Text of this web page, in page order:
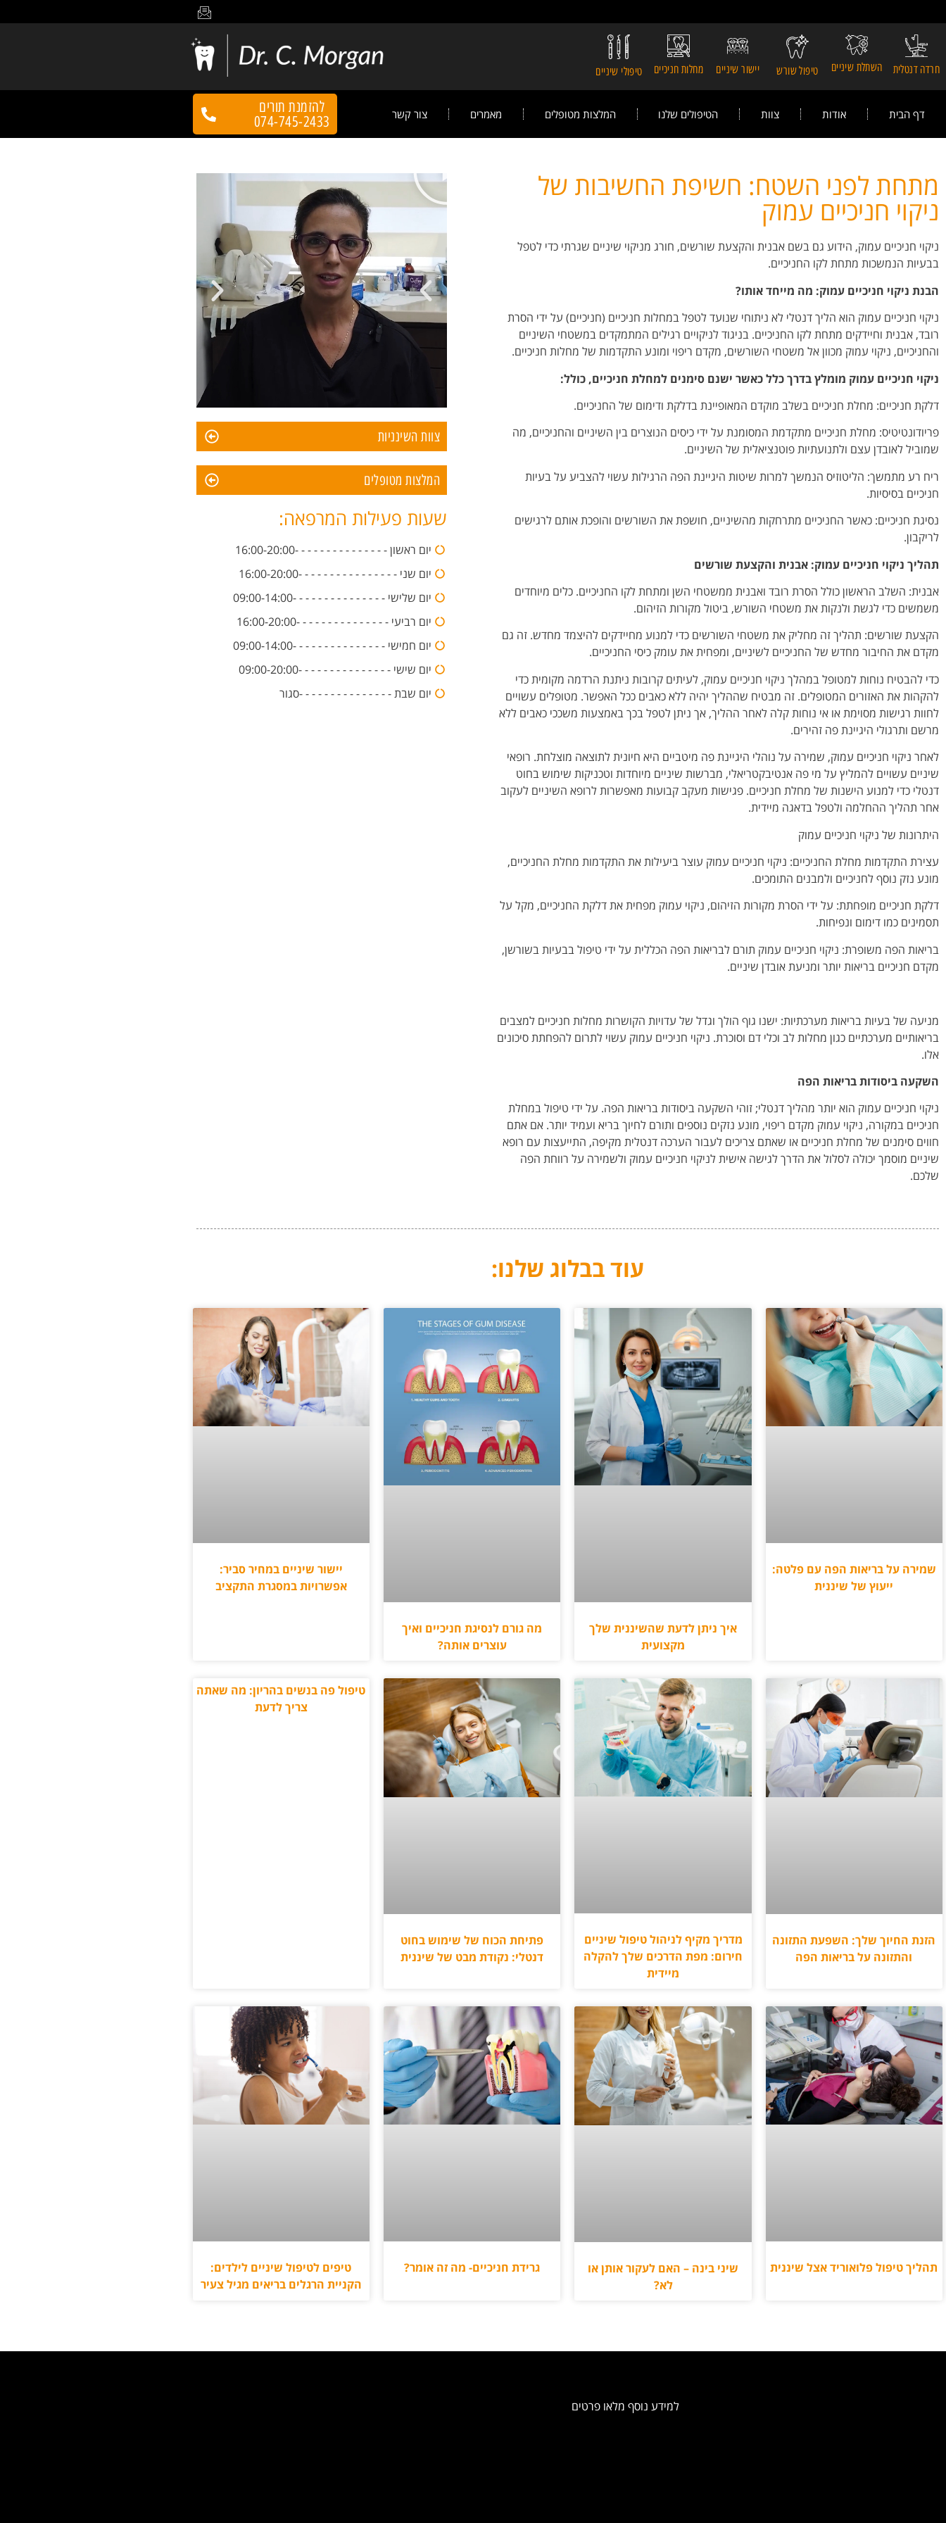
חרדה דנטלית השתלת שיניים טיפול שורש יישור שיניים מחלות חניכיים טיפולי שיניים
דף הבית אודות צוות הטיפולים שלנו המלצות מטופלים מאמרים צור קשר
להזמנת תורים
074-745-2433
מתחת לפני השטח: חשיפת החשיבות של
ניקוי חניכיים עמוק
ניקוי חניכיים עמוק, הידוע גם בשם אבנית והקצעת שורשים, חורג מניקוי שיניים שגרתי כדי לטפל
בבעיות הנמשכות מתחת לקו החניכיים.
הבנת ניקוי חניכיים עמוק: מה מייחד אותו?
ניקוי חניכיים עמוק הוא הליך דנטלי לא ניתוחי שנועד לטפל במחלות חניכיים (חניכיים) על ידי הסרת
רובד, אבנית וחיידקים מתחת לקו החניכיים. בניגוד לניקויים רגילים המתמקדים במשטחי השיניים
והחניכיים, ניקוי עמוק מכוון אל משטחי השורשים, מקדם ריפוי ומונע התקדמות של מחלות חניכיים.
ניקוי חניכיים עמוק מומלץ בדרך כלל כאשר ישנם סימנים למחלת חניכיים, כולל:
דלקת חניכיים: מחלת חניכיים בשלב מוקדם המאופיינת בדלקת ודימום של החניכיים.
פריודונטיטיס: מחלת חניכיים מתקדמת המסומנת על ידי כיסים הנוצרים בין השיניים והחניכיים, מה
שמוביל לאובדן עצם ולתנועתיות פוטנציאלית של השיניים.
ריח רע מתמשך: הליטוזיס הנמשך למרות שיטות היגיינת הפה הרגילות עשוי להצביע על בעיות
חניכיים בסיסיות.
נסיגת חניכיים: כאשר החניכיים מתרחקות מהשיניים, חושפת את השורשים והופכת אותם לרגישים
לריקבון.
תהליך ניקוי חניכיים עמוק: אבנית והקצעת שורשים
אבנית: השלב הראשון כולל הסרת רובד ואבנית ממשטחי השן ומתחת לקו החניכיים. כלים מיוחדים
משמשים כדי לגשת ולנקות את משטחי השורש, ביטול מקורות הזיהום.
הקצעת שורשים: תהליך זה מחליק את משטחי השורשים כדי למנוע מחיידקים להיצמד מחדש. זה גם
מקדם את החיבור מחדש של החניכיים לשיניים, ומפחית את עומק כיסי החניכיים.
כדי להבטיח נוחות למטופל במהלך ניקוי חניכיים עמוק, לעיתים קרובות ניתנת הרדמה מקומית כדי
להקהות את האזורים המטופלים. זה מבטיח שההליך יהיה ללא כאבים ככל האפשר. מטופלים עשויים
לחוות רגישות מסוימת או אי נוחות קלה לאחר ההליך, אך ניתן לטפל בכך באמצעות משככי כאבים ללא
מרשם ותרגולי היגיינת פה זהירים.
לאחר ניקוי חניכיים עמוק, שמירה על נוהלי היגיינת פה מיטביים היא חיונית לתוצאה מוצלחת. רופאי
שיניים עשויים להמליץ על מי פה אנטיבקטריאלי, מברשות שיניים מיוחדות וטכניקות שימוש בחוט
דנטלי כדי למנוע הישנות של מחלת חניכיים. פגישות מעקב קבועות מאפשרות לרופא השיניים לעקוב
אחר תהליך ההחלמה ולטפל בדאגה מיידית.
היתרונות של ניקוי חניכיים עמוק
עצירת התקדמות מחלת החניכיים: ניקוי חניכיים עמוק עוצר ביעילות את התקדמות מחלת החניכיים,
מונע נזק נוסף לחניכיים ולמבנים התומכים.
דלקת חניכיים מופחתת: על ידי הסרת מקורות הזיהום, ניקוי עמוק מפחית את דלקת החניכיים, מקל על
תסמינים כמו דימום ונפיחות.
בריאות הפה משופרת: ניקוי חניכיים עמוק תורם לבריאות הפה הכללית על ידי טיפול בבעיות בשורשן,
מקדם חניכיים בריאות יותר ומניעת אובדן שיניים.
מניעה של בעיות בריאות מערכתיות: ישנו גוף הולך וגדל של עדויות הקושרות מחלות חניכיים למצבים
בריאותיים מערכתיים כגון מחלות לב וכלי דם וסוכרת. ניקוי חניכיים עמוק עשוי לתרום להפחתת סיכונים
אלו.
השקעה ביסודות בריאות הפה
ניקוי חניכיים עמוק הוא יותר מהליך דנטלי; זוהי השקעה ביסודות בריאות הפה. על ידי טיפול במחלת
חניכיים במקורה, ניקוי עמוק מקדם ריפוי, מונע נזקים נוספים ותורם לחיוך בריא ועמיד יותר. אם אתם
חווים סימנים של מחלת חניכיים או שאתם צריכים לעבור הערכה דנטלית מקיפה, התייעצות עם רופא
שיניים מוסמך יכולה לסלול את הדרך לגישה אישית לניקוי חניכיים עמוק ולשמירה על רווחת הפה
שלכם.
צוות השינניות
המלצות מטופלים
שעות פעילות המרפאה:
יום ראשון - - - - - - - - - - - - - - -16:00-20:00
יום שני - - - - - - - - - - - - - - - -16:00-20:00
יום שלישי - - - - - - - - - - - - - - -09:00-14:00
יום רביעי - - - - - - - - - - - - - - -16:00-20:00
יום חמישי - - - - - - - - - - - - - - -09:00-14:00
יום שישי - - - - - - - - - - - - - - -09:00-20:00
יום שבת - - - - - - - - - - - - - - -סגור
עוד בבלוג שלנו:
שמירה על בריאות הפה עם פלטה:
ייעוץ של שיננית
איך ניתן לדעת שהשיננית שלך
מקצועית
מה גורם לנסיגת חניכיים ואיך
עוצרים אותה?
יישור שיניים במחיר סביר:
אפשרויות במסגרת התקציב
הזנת החיוך שלך: השפעת התזונה
והתזונה על בריאות הפה
מדריך מקיף לניהול טיפול שיניים
חירום: מפת הדרכים שלך להקלה
מיידית
פתיחת הכוח של שימוש בחוט
דנטלי: נקודת מבט של שיננית
טיפול פה בנשים בהריון: מה שאתה
צריך לדעת
תהליך טיפול פלואוריד אצל שיננית
שיני בינה – האם לעקור אותן או
לא?
גרידת חניכיים- מה זה אומר?
טיפים לטיפול שיניים לילדים:
הקניית הרגלים בריאים מגיל צעיר
למידע נוסף מלאו פרטים